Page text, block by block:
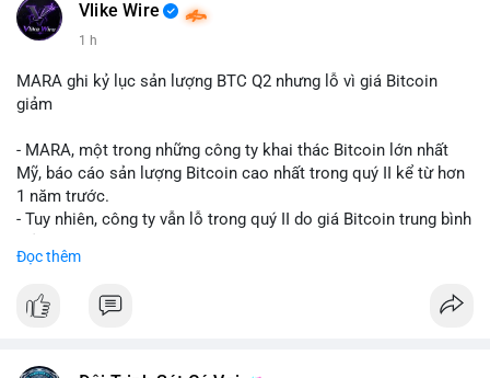
#vlikevn #titanbot
📰 Nguồn: CoinDesk
Vlike Wire
1 h
MARA ghi kỷ lục sản lượng BTC Q2 nhưng lỗ vì giá Bitcoin
giảm
- MARA, một trong những công ty khai thác Bitcoin lớn nhất
Mỹ, báo cáo sản lượng Bitcoin cao nhất trong quý II kể từ hơn
1 năm trước.
- Tuy nhiên, công ty vẫn lỗ trong quý II do giá Bitcoin trung bình
- Sự tăng sản lượng không đủ bù đắp cho sự suy giảm giá trị
Đọc thêm